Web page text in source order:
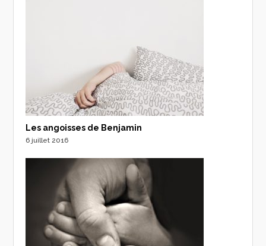
Les angoisses de Benjamin
6 juillet 2016